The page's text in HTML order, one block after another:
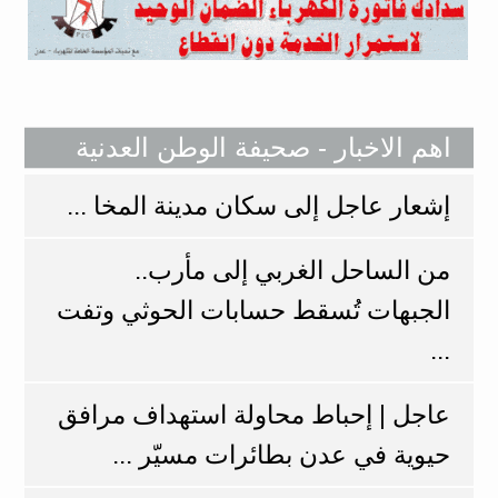
اهم الاخبار - صحيفة الوطن العدنية
إشعار عاجل إلى سكان مدينة المخا ...
من الساحل الغربي إلى مأرب..
الجبهات تُسقط حسابات الحوثي وتفت
...
عاجل | إحباط محاولة استهداف مرافق
حيوية في عدن بطائرات مسيّر ...